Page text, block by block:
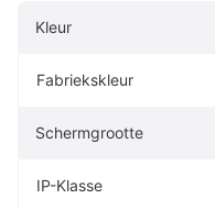
Kleur
Fabriekskleur
Schermgrootte
IP-Klasse